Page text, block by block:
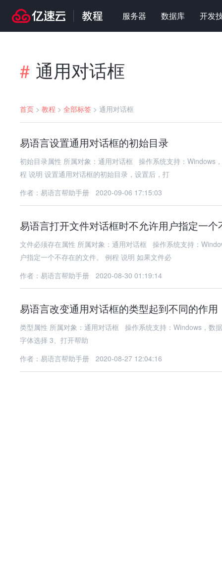
服务器 数据库 开发
# 通用对话框
首页 > 教程 > 全部标签 > 通用对话框
易语言设置通用对话框的初始目录
初始目录属性 所属对象：通用对话框 操作系统支持：Windows
程 说明 设置通用对话框的初始目录，设置后，打
作者：易语言帮助手册
2020-09-06 17:15:03
易语言打开文件对话框时不允许用户指定一个
文件必须存在属性 所属对象：通用对话框 操作系统支持：
户指定一个不存在的文件。 例程 说明 如果文件必
作者：易语言帮助手册
2020-08-30 01:19:14
易语言改变通用对话框的类型起到不同的作用
类型属性 所属对象：通用对话框 操作系统支持：Windows，数据类型：整数型；
字体选择 3、打开帮助
作者：易语言帮助手册
2020-08-27 12:04:16